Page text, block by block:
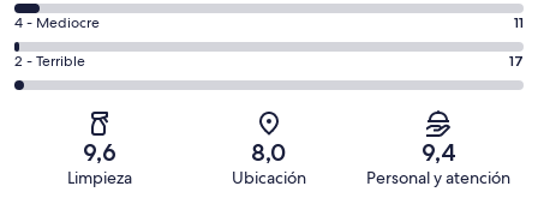
672
de
1004
opiniones
Bueno.
252
de
opiniones
6
-
Aceptable.
52
opiniones
Evaluación:
4
-
4 - Mediocre 11
Evaluación:
2
2 - Terrible 17
9,6
Limpieza
8,0
Ubicación
9,4
Personal y atención